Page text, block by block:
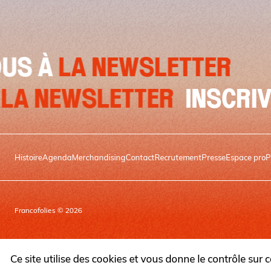
NEWSLETTER
ÀLA NEWSLETTER
HistoireAgendaMerchandisingContactRecrutementPresseEspace pro
Francofolies © 2026
Ce site utilise des cookies et vous donne le contrôle sur